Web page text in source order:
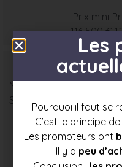
Prix mini
116 500 €
Nombre : 1
Surface moyenne : 78 m²
Prix mini
131 000 €
Les
Pourquoi il faut se
C’est le principe de
Les promoteurs ont
Il y a peu